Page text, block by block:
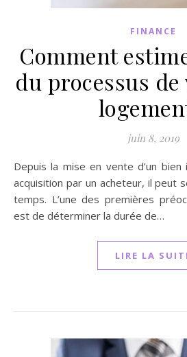
FINANCE
Comment
du processus de
juin 8, 2019
Depuis la mise en vente d’un bien immobilier jusqu’à son
acquisition par un acheteur, il peut
temps. L’une des premières
est de déterminer la durée de…
LIRE LA